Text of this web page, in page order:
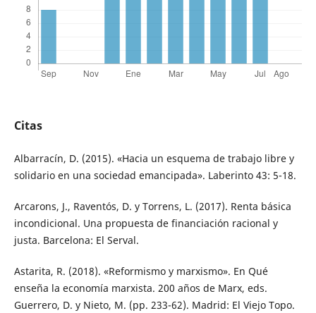
Citas
Albarracín, D. (2015). «Hacia un esquema de trabajo libre y
solidario en una sociedad emancipada». Laberinto 43: 5-18.
Arcarons, J., Raventós, D. y Torrens, L. (2017). Renta básica
incondicional. Una propuesta de financiación racional y
justa. Barcelona: El Serval.
Astarita, R. (2018). «Reformismo y marxismo». En Qué
enseña la economía marxista. 200 años de Marx, eds.
Guerrero, D. y Nieto, M. (pp. 233-62). Madrid: El Viejo Topo.